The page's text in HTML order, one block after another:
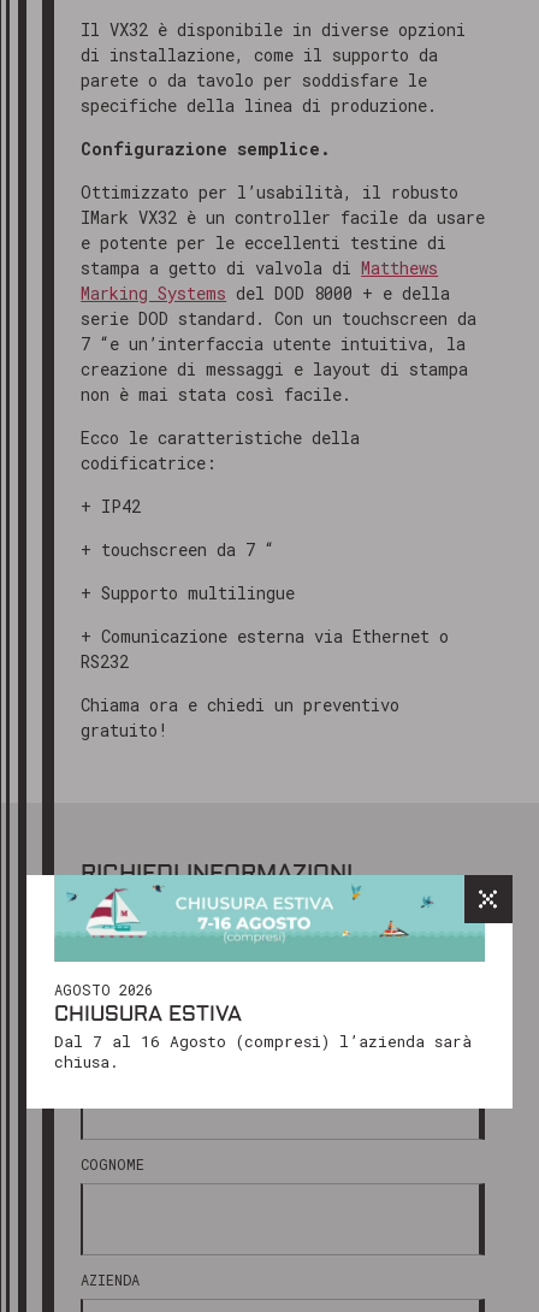
AGOSTO 2026
CHIUSURA ESTIVA
Dal 7 al 16 Agosto (compresi) l’azienda sarà
chiusa.
Il VX32 è disponibile in diverse opzioni
di installazione, come il supporto da
parete o da tavolo per soddisfare le
specifiche della linea di produzione.
Configurazione semplice.
Ottimizzato per l’usabilità, il robusto
IMark VX32 è un controller facile da usare
e potente per le eccellenti testine di
stampa a getto di valvola diMatthews
Marking Systems del DOD 8000 + e della
serie DOD standard. Con un touchscreen da
7 “e un’interfaccia utente intuitiva, la
creazione di messaggi e layout di stampa
non è mai stata così facile.
Ecco le caratteristiche della
codificatrice:
+ IP42
+ touchscreen da 7 “
+ Supporto multilingue
+ Comunicazione esterna via Ethernet o
RS232
Chiama ora e chiedi un preventivo
gratuito!
RICHIEDI INFORMAZIONI
REGIONE DI PROVENIENZA
NOME
COGNOME
AZIENDA
Gentile cliente,
abbiamo ricevuto il tuo messaggio e
il nostro team ti risponderà al più
presto, solitamente entro 24-48 ore
Ti ringraziamo per il tuo interesse e
restiamo a tua disposizione!
Il team di Marking Products